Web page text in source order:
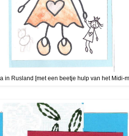
in Rusland [met een beetje hulp van het Midi-